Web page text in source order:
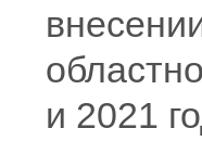
и 2021